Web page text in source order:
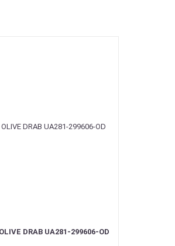
DRAB UA281-299606-OD